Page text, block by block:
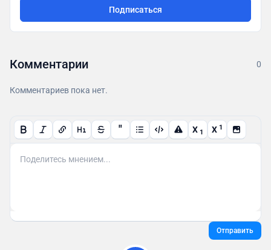
Подписаться
Комментарии 0
Комментариев пока нет.
" X 1 X 1
Отправить